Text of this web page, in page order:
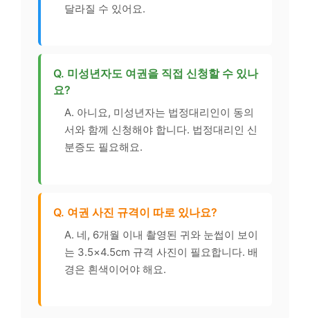
달라질 수 있어요.
Q. 미성년자도 여권을 직접 신청할 수 있나
요?
A. 아니요, 미성년자는 법정대리인이 동의
서와 함께 신청해야 합니다. 법정대리인 신
분증도 필요해요.
Q. 여권 사진 규격이 따로 있나요?
A. 네, 6개월 이내 촬영된 귀와 눈썹이 보이
는 3.5×4.5cm 규격 사진이 필요합니다. 배
경은 흰색이어야 해요.